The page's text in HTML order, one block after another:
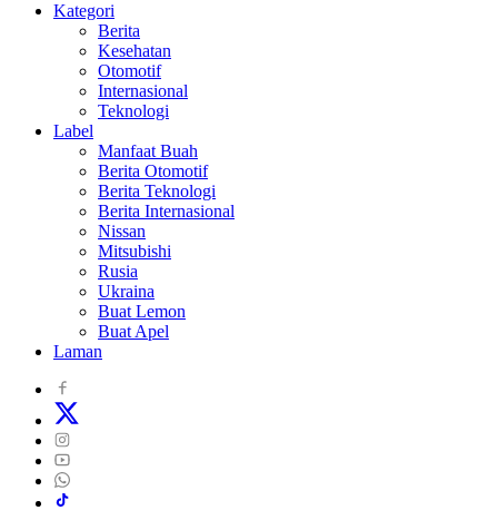
Kategori
Berita
Kesehatan
Otomotif
Internasional
Teknologi
Label
Manfaat Buah
Berita Otomotif
Berita Teknologi
Berita Internasional
Nissan
Mitsubishi
Rusia
Ukraina
Buat Lemon
Buat Apel
Laman